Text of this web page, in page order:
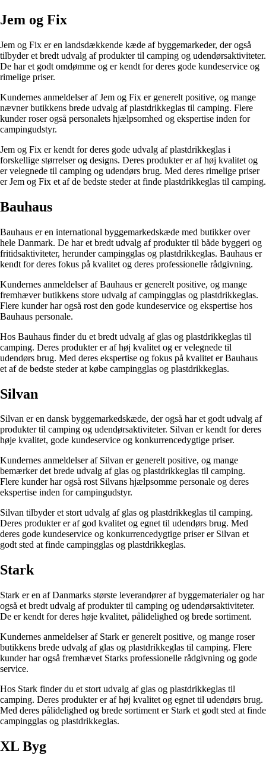
Jem og Fix
Jem og Fix er en landsdækkende kæde af byggemarkeder, der også
tilbyder et bredt udvalg af produkter til camping og udendørsaktiviteter.
De har et godt omdømme og er kendt for deres gode kundeservice og
rimelige priser.
Kundernes anmeldelser af Jem og Fix er generelt positive, og mange
nævner butikkens brede udvalg af plastdrikkeglas til camping. Flere
kunder roser også personalets hjælpsomhed og ekspertise inden for
campingudstyr.
Jem og Fix er kendt for deres gode udvalg af plastdrikkeglas i
forskellige størrelser og designs. Deres produkter er af høj kvalitet og
er velegnede til camping og udendørs brug. Med deres rimelige priser
er Jem og Fix et af de bedste steder at finde plastdrikkeglas til camping.
Bauhaus
Bauhaus er en international byggemarkedskæde med butikker over
hele Danmark. De har et bredt udvalg af produkter til både byggeri og
fritidsaktiviteter, herunder campingglas og plastdrikkeglas. Bauhaus er
kendt for deres fokus på kvalitet og deres professionelle rådgivning.
Kundernes anmeldelser af Bauhaus er generelt positive, og mange
fremhæver butikkens store udvalg af campingglas og plastdrikkeglas.
Flere kunder har også rost den gode kundeservice og ekspertise hos
Bauhaus personale.
Hos Bauhaus finder du et bredt udvalg af glas og plastdrikkeglas til
camping. Deres produkter er af høj kvalitet og er velegnede til
udendørs brug. Med deres ekspertise og fokus på kvalitet er Bauhaus
et af de bedste steder at købe campingglas og plastdrikkeglas.
Silvan
Silvan er en dansk byggemarkedskæde, der også har et godt udvalg af
produkter til camping og udendørsaktiviteter. Silvan er kendt for deres
høje kvalitet, gode kundeservice og konkurrencedygtige priser.
Kundernes anmeldelser af Silvan er generelt positive, og mange
bemærker det brede udvalg af glas og plastdrikkeglas til camping.
Flere kunder har også rost Silvans hjælpsomme personale og deres
ekspertise inden for campingudstyr.
Silvan tilbyder et stort udvalg af glas og plastdrikkeglas til camping.
Deres produkter er af god kvalitet og egnet til udendørs brug. Med
deres gode kundeservice og konkurrencedygtige priser er Silvan et
godt sted at finde campingglas og plastdrikkeglas.
Stark
Stark er en af Danmarks største leverandører af byggematerialer og har
også et bredt udvalg af produkter til camping og udendørsaktiviteter.
De er kendt for deres høje kvalitet, pålidelighed og brede sortiment.
Kundernes anmeldelser af Stark er generelt positive, og mange roser
butikkens brede udvalg af glas og plastdrikkeglas til camping. Flere
kunder har også fremhævet Starks professionelle rådgivning og gode
service.
Hos Stark finder du et stort udvalg af glas og plastdrikkeglas til
camping. Deres produkter er af høj kvalitet og egnet til udendørs brug.
Med deres pålidelighed og brede sortiment er Stark et godt sted at finde
campingglas og plastdrikkeglas.
XL Byg